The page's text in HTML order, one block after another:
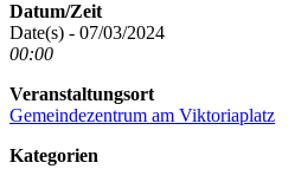
Datum/Zeit
Date(s) - 07/03/2024
00:00
Veranstaltungsort
Gemeindezentrum am Viktoriaplatz
Kategorien